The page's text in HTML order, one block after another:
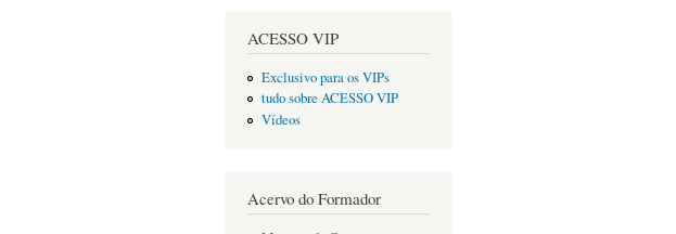
ACESSO VIP
Exclusivo para os VIPs
tudo sobre ACESSO VIP
Vídeos
Acervo do Formador